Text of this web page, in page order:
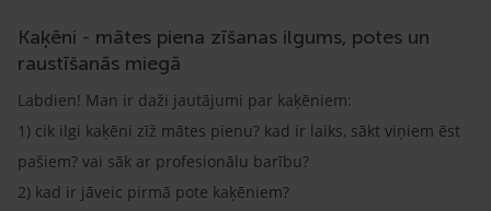
Kaķēni - mātes piena zīšanas ilgums, potes un
raustīšanās miegā
Labdien! Man ir daži jautājumi par kaķēniem:
1) cik ilgi kaķēni zīž mātes pienu? kad ir laiks, sākt viņiem ēst
pašiem? vai sāk ar profesionālu barību?
2) kad ir jāveic pirmā pote kaķēniem?